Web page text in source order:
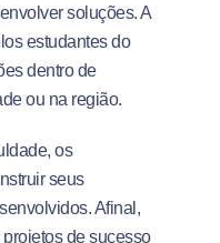
soluções. A
estudantes do
dentro de
ou na região.
os
seus
Afinal,
de sucesso